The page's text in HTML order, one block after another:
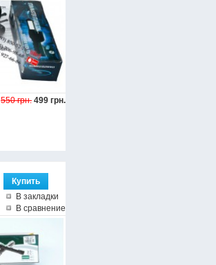
550 грн. 499 грн.
В закладки
В сравнение